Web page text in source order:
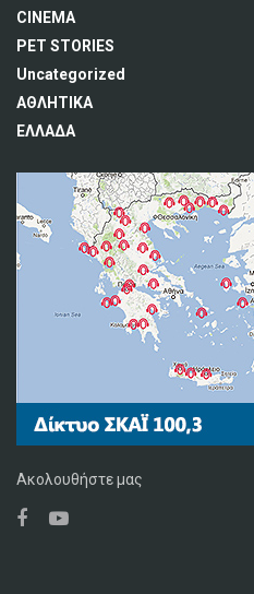
CINEMA
PET STORIES
Uncategorized
ΑΘΛΗΤΙΚΑ
ΕΛΛΑΔΑ
Ακολουθήστε μας